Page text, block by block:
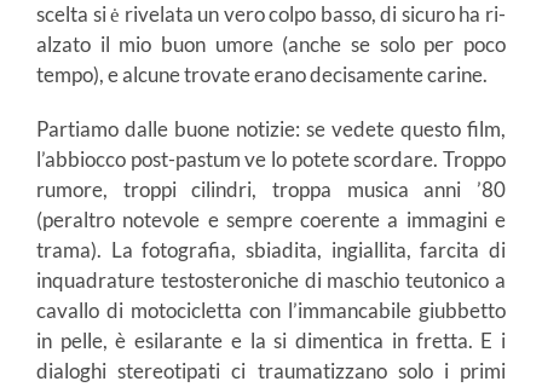
scelta si ė rivelata un vero colpo basso, di sicuro ha ri-
alzato il mio buon umore (anche se solo per poco
tempo), e alcune trovate erano decisamente carine.
Partiamo dalle buone notizie: se vedete questo film,
l’abbiocco post-pastum ve lo potete scordare. Troppo
rumore, troppi cilindri, troppa musica anni ’80
(peraltro notevole e sempre coerente a immagini e
trama). La fotografia, sbiadita, ingiallita, farcita di
inquadrature testosteroniche di maschio teutonico a
cavallo di motocicletta con l’immancabile giubbetto
in pelle, è esilarante e la si dimentica in fretta. E i
dialoghi stereotipati ci traumatizzano solo i primi